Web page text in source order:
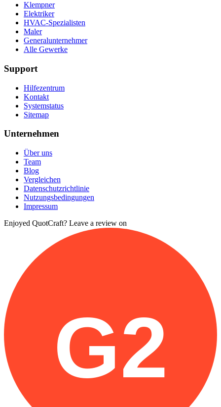
Klempner
Elektriker
HVAC-Spezialisten
Maler
Generalunternehmer
Alle Gewerke
Support
Hilfezentrum
Kontakt
Systemstatus
Sitemap
Unternehmen
Über uns
Team
Blog
Vergleichen
Datenschutzrichtlinie
Nutzungsbedingungen
Impressum
Enjoyed QuotCraft? Leave a review on
G2